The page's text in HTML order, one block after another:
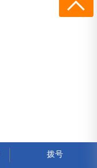
拨号